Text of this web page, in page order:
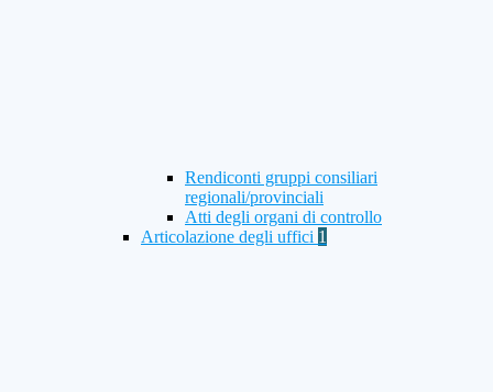
Rendiconti gruppi consiliari
regionali/provinciali
Atti degli organi di controllo
Articolazione degli uffici 1